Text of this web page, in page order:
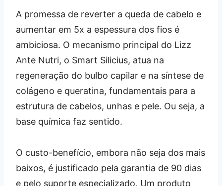
A promessa de reverter a queda de cabelo e
aumentar em 5x a espessura dos fios é
ambiciosa. O mecanismo principal do Lizz
Ante Nutri, o Smart Silicius, atua na
regeneração do bulbo capilar e na síntese de
colágeno e queratina, fundamentais para a
estrutura de cabelos, unhas e pele. Ou seja, a
base química faz sentido.
O custo-benefício, embora não seja dos mais
baixos, é justificado pela garantia de 90 dias
e pelo suporte especializado. Um produto